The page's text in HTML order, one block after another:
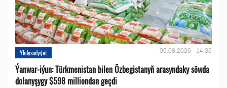
Ykdysadyýet 05.08.2026 - 14:35
Ýanwar-iýun: Türkmenistan bilen Özbegistanyň arasyndaky söwda
dolanyşygy $598 milliondan geçdi